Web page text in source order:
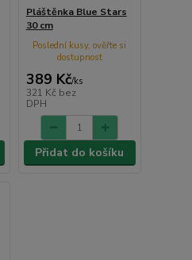
Pláštěnka Blue Stars
30 cm
389 Kč/ks
321 Kč bez
DPH
Poslední kusy, ověřte si
dostupnost
Přidat do košíku